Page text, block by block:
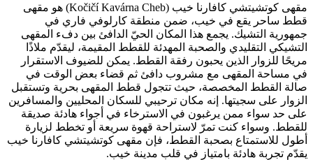
مقهى كوتشيتشي كافارنا خيب (Kočičí Kavárna Cheb) هو مقهى
قطط ساحر يقع في خيب، ضمن منطقة كارلوفي فاري في
جمهورية التشيك. يجمع هذا المكان الحيّ الدافئ بين دفء المقهى
التشيكي التقليدي والصحبة المهدئة للقطط المقيمة، ليقدّم ملاذًا
مريحًا للزوار الذين يحبون رفقة القطط. يمكن للضيوف الاستقرار
في مساحة المقهى مع مشروب دافئ ثم قضاء بعض الوقت في
صالة القطط المخصصة، حيث تتجول قطط المقهى بحرية وتستقبل
الزوار على سجيتها. إنه مكان ترحيبي للسكان المحليين والمسافرين
على حد سواء ممن يرغبون في الاسترخاء في أجواء هادئة صديقة
للقطط. وسواء كنت تمرّ لاستراحة قهوة سريعة أو تخطط لزيارة
أطول للاستمتاع بصحبة القطط، فإن مقهى كوتشيتشي كافارنا خيب
يقدّم تجربة هادئة بامتياز في قلب مدينة خيب.